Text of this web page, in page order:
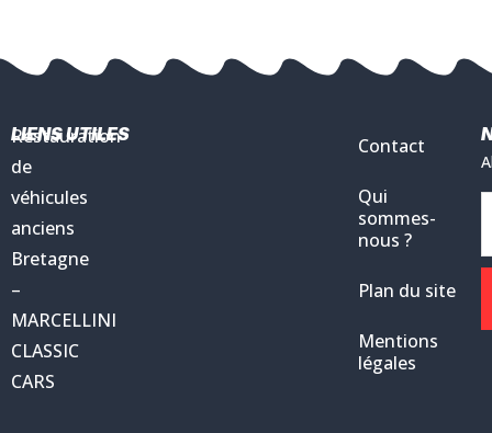
Restauration
de
véhicules
anciens
Bretagne
–
MARCELLINI
CLASSIC
CARS
LIENS UTILES Contact
Qui
sommes-
nous ?
Plan du site
Mentions
légales